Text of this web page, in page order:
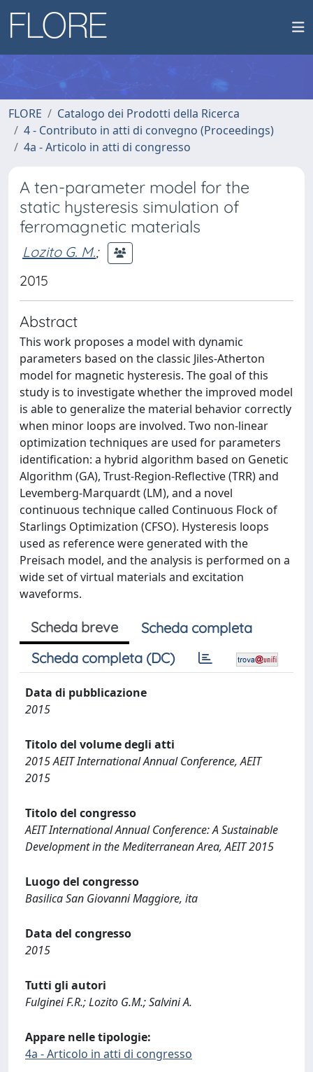
FLORE
Catalogo dei Prodotti della Ricerca
4 - Contributo in atti di convegno (Proceedings)
4a - Articolo in atti di congresso
A ten-parameter model for the
static hysteresis simulation of
ferromagnetic materials
Lozito G. M.;
2015
Abstract
This work proposes a model with dynamic
parameters based on the classic Jiles-Atherton
model for magnetic hysteresis. The goal of this
study is to investigate whether the improved model
is able to generalize the material behavior correctly
when minor loops are involved. Two non-linear
optimization techniques are used for parameters
identification: a hybrid algorithm based on Genetic
Algorithm (GA), Trust-Region-Reflective (TRR) and
Levemberg-Marquardt (LM), and a novel
continuous technique called Continuous Flock of
Starlings Optimization (CFSO). Hysteresis loops
used as reference were generated with the
Preisach model, and the analysis is performed on a
wide set of virtual materials and excitation
waveforms.
Scheda breve
Scheda completa
Scheda completa (DC)
Data di pubblicazione
2015
Titolo del volume degli atti
2015 AEIT International Annual Conference, AEIT
2015
Titolo del congresso
AEIT International Annual Conference: A Sustainable
Development in the Mediterranean Area, AEIT 2015
Luogo del congresso
Basilica San Giovanni Maggiore, ita
Data del congresso
2015
Tutti gli autori
Fulginei F.R.; Lozito G.M.; Salvini A.
Appare nelle tipologie:
4a - Articolo in atti di congresso